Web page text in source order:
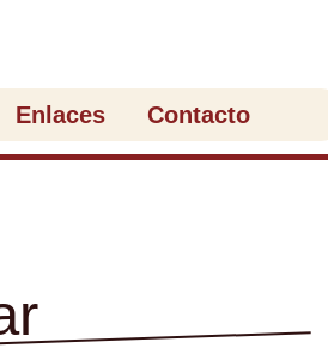
Enlaces Contacto